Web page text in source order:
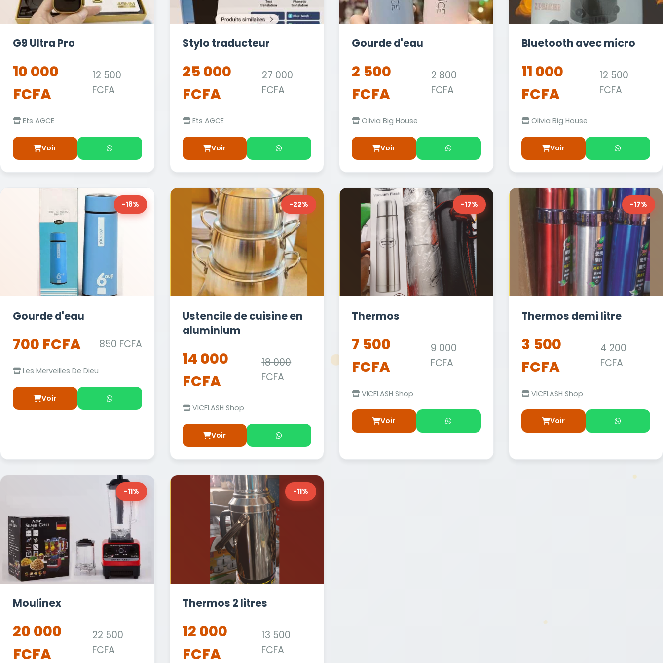
G9 Ultra Pro
10 000
FCFA
12 500
FCFA
Ets AGCE
Voir
Stylo traducteur
25 000
FCFA
27 000
FCFA
Ets AGCE
Voir
Gourde d'eau
2 500
FCFA
2 800
FCFA
Olivia Big House
Voir
Bluetooth avec micro
11 000
FCFA
12 500
FCFA
Olivia Big House
Voir
-18%
Gourde d'eau
700 FCFA 850 FCFA
Les Merveilles De Dieu
Voir
-22%
Ustencile de cuisine en
aluminium
14 000
FCFA
18 000
FCFA
VICFLASH Shop
Voir
-17%
Thermos
7 500
FCFA
9 000
FCFA
VICFLASH Shop
Voir
-17%
Thermos demi litre
3 500
FCFA
4 200
FCFA
VICFLASH Shop
Voir
-11%
Moulinex
20 000
FCFA
22 500
FCFA
-11%
Thermos 2 litres
12 000
FCFA
13 500
FCFA